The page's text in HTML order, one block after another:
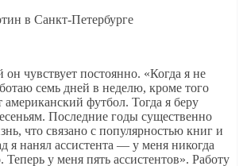
он чувствует постоянно. «Когда я не
семь дней в неделю, кроме того
американский футбол. Тогда я беру
Последние годы существенно
что связано с популярностью книг и
я нанял ассистента — у меня никогда
у меня пять ассистентов». Работу